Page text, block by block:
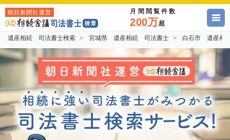
朝日新聞社運営 月間閲覧件数
200万超
遺産相続 司法書士検索 宮城県 遺産相続 司法書士 白石市 遺産相